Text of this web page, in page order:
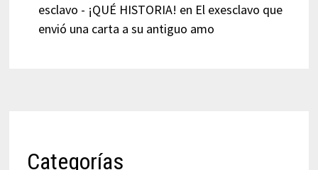
esclavo - ¡QUÉ HISTORIA! en El exesclavo que
envió una carta a su antiguo amo
Categorías